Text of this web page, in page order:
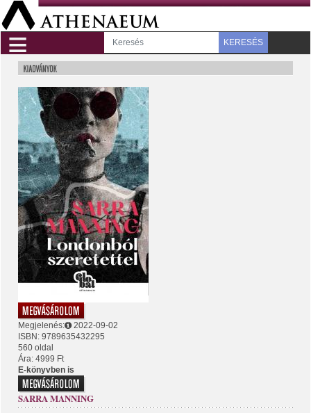
≡ KERESÉS
Megjelenés:
2022-09-02
ISBN: 9789635432295
560 oldal
Ára: 4999 Ft
E-könyvben is
SARRA MANNING